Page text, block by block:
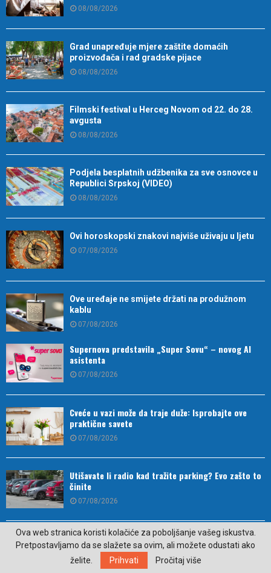
08/08/2026
Grad unapređuje mjere zaštite domaćih
proizvođača i rad gradske pijace
08/08/2026
Filmski festival u Herceg Novom od 22. do 28.
avgusta
08/08/2026
Podjela besplatnih udžbenika za sve osnovce u
Republici Srpskoj (VIDEO)
08/08/2026
Ovi horoskopski znakovi najviše uživaju u ljetu
07/08/2026
Ove uređaje ne smijete držati na produžnom
kablu
07/08/2026
Supernova predstavila „Super Sovu“ – novog AI
asistenta
07/08/2026
Cveće u vazi može da traje duže: Isprobajte ove
praktične savete
07/08/2026
Utišavate li radio kad tražite parking? Evo zašto to
činite
07/08/2026
Zašto ne možemo da se odvojimo od „najmanjeg
ekrana“
07/08/2026
Ova web stranica koristi kolačiće za poboljšanje vašeg iskustva.
Pretpostavljamo da se slažete sa ovim, ali možete odustati ako
želite.
Prihvati Pročitaj više